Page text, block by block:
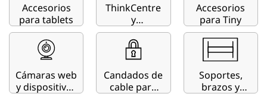
Accesorios
para tablets
ThinkCentre
y
ThinkStation
Accesorios
para Tiny
Cámaras web
y dispositivos
Candados de
cable para
Soportes,
brazos y